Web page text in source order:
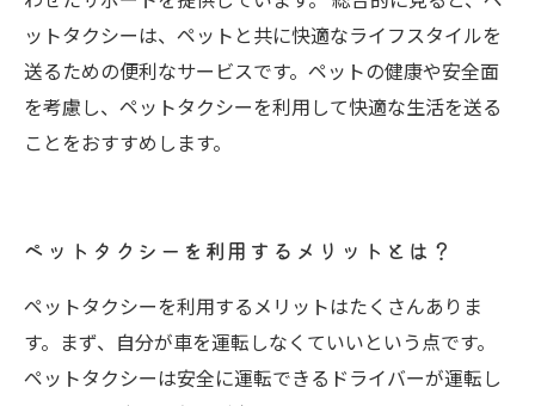
ットタクシーは、ペットと共に快適なライフスタイルを
送るための便利なサービスです。ペットの健康や安全面
を考慮し、ペットタクシーを利用して快適な生活を送る
ことをおすすめします。
ペットタクシーを利用するメリットとは？
ペットタクシーを利用するメリットはたくさんありま
す。まず、自分が車を運転しなくていいという点です。
ペットタクシーは安全に運転できるドライバーが運転し